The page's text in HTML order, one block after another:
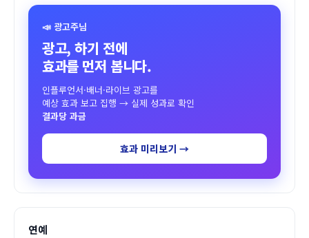
📣 광고주님
광고, 하기 전에
효과를 먼저 봅니다.
인플루언서·배너·라이브 광고를
예상 효과 보고 집행 → 실제 성과로 확인
결과당 과금
효과 미리보기 →
연예